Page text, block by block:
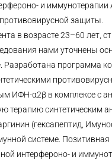
и иммунотерапии
защиты.
в возрасте 23–60 лет,
нами уточнены
Разработана программа
ИФН-α2β в комплексе с
синтетическим
(гексапептид,
системе.
интерфероно- и